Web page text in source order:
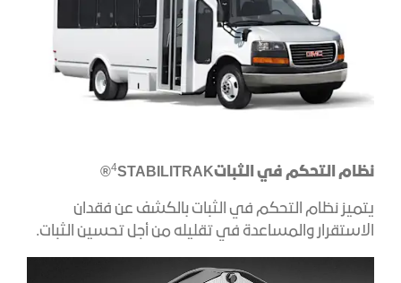
نظام التحكم في الثبات 4STABILITRAK®
يتميز نظام التحكم في الثبات بالكشف عن فقدان
الاستقرار والمساعدة في تقليله من أجل تحسين الثبات.